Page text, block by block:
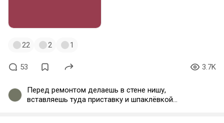
22 2 1
53 3.7K
Перед ремонтом делаешь в стене нишу,
вставляешь туда приставку и шпаклёвкой